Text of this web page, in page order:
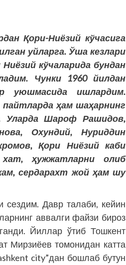
Қори-Ниёзий кўчасига
уйларга. Ўша кезлари
кўчаларида бундан
Чунки 1960 йилдан
уюшмасида ишлардим.
ҳам шаҳарнинг
Уларда Шароф Рашидов,
Охундий, Нуриддин
Қори Ниёзий каби
ҳужжатларни олиб
сердарахт жой ҳам шу
сездим. Давр талаби, кейин
аввалги файзи бироз
Йиллар ўтиб Тошкент
Мирзиёев томонидан катта
city”дан бошлаб бутун